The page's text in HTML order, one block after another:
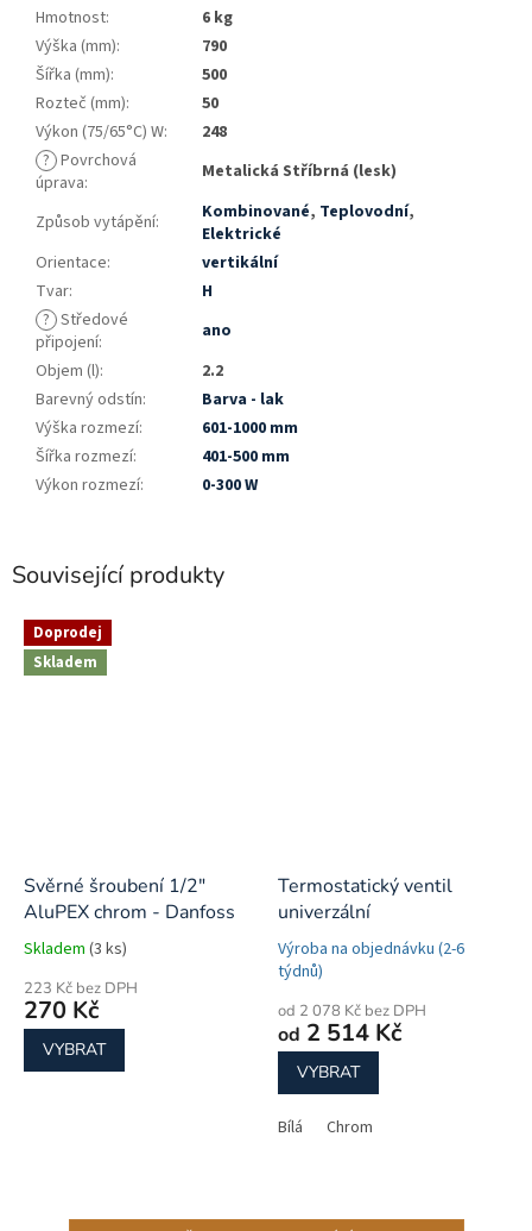
Související produkty
Doprodej
Skladem
Svěrné šroubení 1/2"
AluPEX chrom - Danfoss
Skladem (3 ks)
223 Kč bez DPH
270 Kč
VYBRAT
Termostatický ventil
univerzální
Výroba na objednávku (2-6
týdnů)
od 2 078 Kč bez DPH
od 2 514 Kč
VYBRAT
Bílá Chrom
Hmotnost:
6 kg
Výška (mm):
790
Šířka (mm):
500
Rozteč (mm):
50
Výkon (75/65°C) W:
248
? Povrchová
úprava: Metalická Stříbrná (lesk)
Způsob vytápění: Kombinované, Teplovodní,
Elektrické
Orientace:
vertikální
Tvar:
H
? Středové
připojení:
ano
Objem (l):
2.2
Barevný odstín:
Barva - lak
Výška rozmezí:
601-1000 mm
Šířka rozmezí:
401-500 mm
Výkon rozmezí: 0-300 W